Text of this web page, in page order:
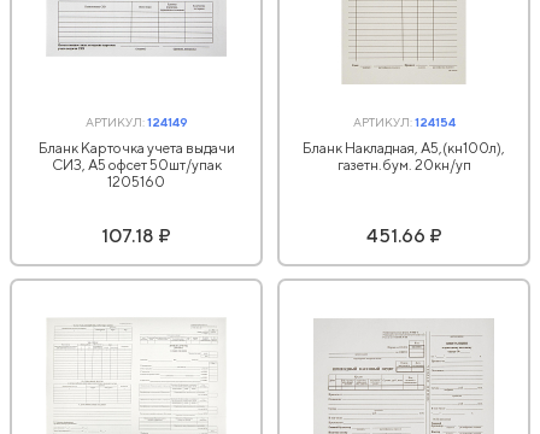
АРТИКУЛ:124149
Бланк Карточка учета выдачи
СИЗ, А5 офсет 50шт/упак
1205160
107.18 ₽
АРТИКУЛ:124154
Бланк Накладная, А5,(кн100л),
газетн.бум. 20кн/уп
451.66 ₽